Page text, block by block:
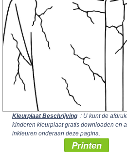
Kleurplaat Beschrijving : U kunt de
kinderen kleurplaat gratis downloaden en
inkleuren onderaan deze pagina.
Printen